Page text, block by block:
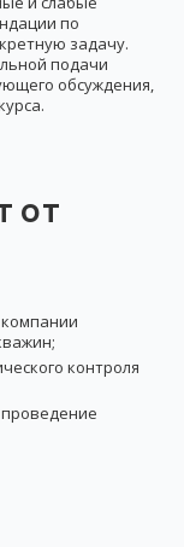
по
задачу.
подачи
обсуждения,
от
контроля